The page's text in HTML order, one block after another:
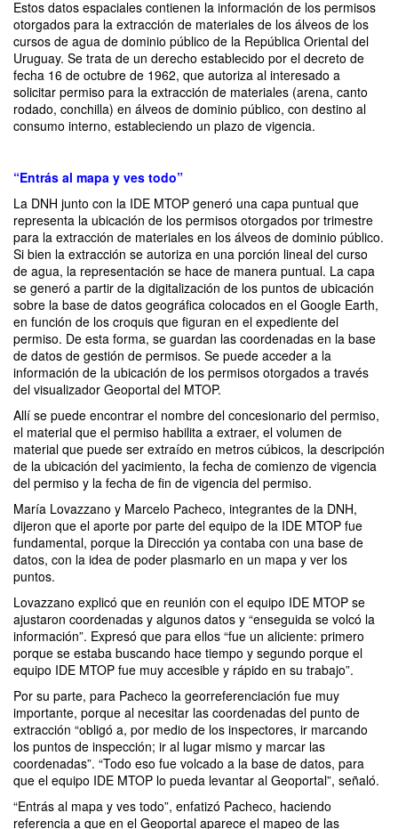
Estos datos espaciales contienen la información de los permisos
otorgados para la extracción de materiales de los álveos de los
cursos de agua de dominio público de la República Oriental del
Uruguay. Se trata de un derecho establecido por el decreto de
fecha 16 de octubre de 1962, que autoriza al interesado a
solicitar permiso para la extracción de materiales (arena, canto
rodado, conchilla) en álveos de dominio público, con destino al
consumo interno, estableciendo un plazo de vigencia.
“Entrás al mapa y ves todo”
La DNH junto con la IDE MTOP generó una capa puntual que
representa la ubicación de los permisos otorgados por trimestre
para la extracción de materiales en los álveos de dominio público.
Si bien la extracción se autoriza en una porción lineal del curso
de agua, la representación se hace de manera puntual. La capa
se generó a partir de la digitalización de los puntos de ubicación
sobre la base de datos geográfica colocados en el Google Earth,
en función de los croquis que figuran en el expediente del
permiso. De esta forma, se guardan las coordenadas en la base
de datos de gestión de permisos. Se puede acceder a la
información de la ubicación de los permisos otorgados a través
del visualizador Geoportal del MTOP.
Allí se puede encontrar el nombre del concesionario del permiso,
el material que el permiso habilita a extraer, el volumen de
material que puede ser extraído en metros cúbicos, la descripción
de la ubicación del yacimiento, la fecha de comienzo de vigencia
del permiso y la fecha de fin de vigencia del permiso.
María Lovazzano y Marcelo Pacheco, integrantes de la DNH,
dijeron que el aporte por parte del equipo de la IDE MTOP fue
fundamental, porque la Dirección ya contaba con una base de
datos, con la idea de poder plasmarlo en un mapa y ver los
puntos.
Lovazzano explicó que en reunión con el equipo IDE MTOP se
ajustaron coordenadas y algunos datos y “enseguida se volcó la
información”. Expresó que para ellos “fue un aliciente: primero
porque se estaba buscando hace tiempo y segundo porque el
equipo IDE MTOP fue muy accesible y rápido en su trabajo”.
Por su parte, para Pacheco la georreferenciación fue muy
importante, porque al necesitar las coordenadas del punto de
extracción “obligó a, por medio de los inspectores, ir marcando
los puntos de inspección; ir al lugar mismo y marcar las
coordenadas”. “Todo eso fue volcado a la base de datos, para
que el equipo IDE MTOP lo pueda levantar al Geoportal”, señaló.
“Entrás al mapa y ves todo”, enfatizó Pacheco, haciendo
referencia a que en el Geoportal aparece el mapeo de las